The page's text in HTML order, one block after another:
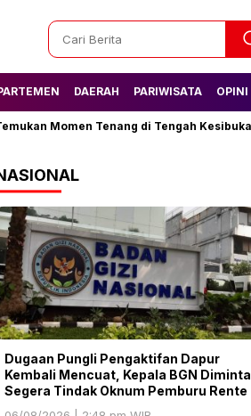
DAERAH PARIWISATA OPINI
Momen Tenang di Tengah Kesibukan
Dugaan Pungli Pengaktifan Dapur
Kembali Mencuat, Kepala BGN Diminta
Segera Tindak Oknum Pemburu Rente